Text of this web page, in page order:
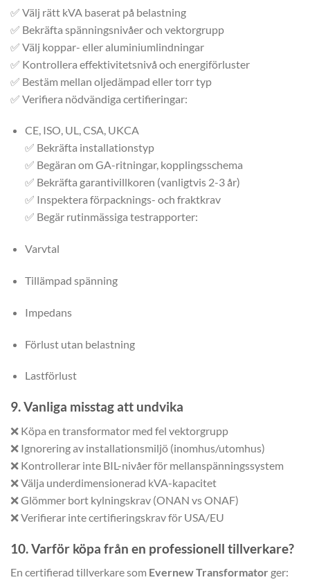
✅ Välj rätt kVA baserat på belastning
✅ Bekräfta spänningsnivåer och vektorgrupp
✅ Välj koppar- eller aluminiumlindningar
✅ Kontrollera effektivitetsnivå och energiförluster
✅ Bestäm mellan oljedämpad eller torr typ
✅ Verifiera nödvändiga certifieringar:
CE, ISO, UL, CSA, UKCA
✅ Bekräfta installationstyp
✅ Begäran om GA-ritningar, kopplingsschema
✅ Bekräfta garantivillkoren (vanligtvis 2-3 år)
✅ Inspektera förpacknings- och fraktkrav
✅ Begär rutinmässiga testrapporter:
Varvtal
Tillämpad spänning
Impedans
Förlust utan belastning
Lastförlust
9. Vanliga misstag att undvika
❌ Köpa en transformator med fel vektorgrupp
❌ Ignorering av installationsmiljö (inomhus/utomhus)
❌ Kontrollerar inte BIL-nivåer för mellanspänningssystem
❌ Välja underdimensionerad kVA-kapacitet
❌ Glömmer bort kylningskrav (ONAN vs ONAF)
❌ Verifierar inte certifieringskrav för USA/EU
10. Varför köpa från en professionell tillverkare?
En certifierad tillverkare som Evernew Transformator ger: